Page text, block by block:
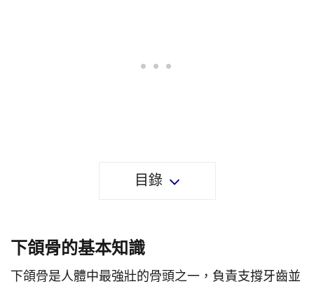
目錄
下頜骨的基本知識
下頜骨是人體中最強壯的骨頭之一，負責支撐牙齒並